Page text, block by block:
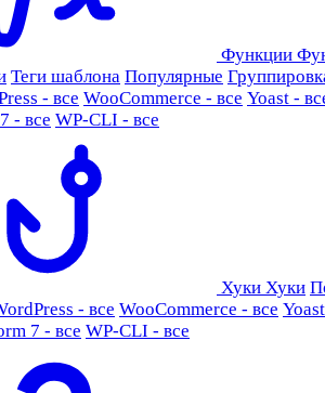
Функции
Теги шаблона Популярные
- все WooCommerce - все Yoast -
- все WP-CLI - все
Хуки Хуки
- все WooCommerce - все
7 - все WP-CLI - все